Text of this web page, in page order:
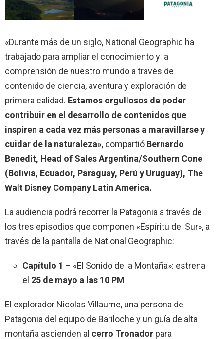
«Durante más de un siglo, National Geographic ha
trabajado para ampliar el conocimiento y la
comprensión de nuestro mundo a través de
contenido de ciencia, aventura y exploración de
primera calidad. Estamos orgullosos de poder
contribuir en el desarrollo de contenidos que
inspiren a cada vez más personas a maravillarse y
cuidar de la naturaleza», compartió Bernardo
Benedit, Head of Sales Argentina/Southern Cone
(Bolivia, Ecuador, Paraguay, Perú y Uruguay), The
Walt Disney Company Latin America.
La audiencia podrá recorrer la Patagonia a través de
los tres episodios que componen «Espíritu del Sur», a
través de la pantalla de National Geographic:
Capítulo 1 – «El Sonido de la Montaña»: estrena
el 25 de mayo a las 10 PM
El explorador Nicolas Villaume, una persona de
Patagonia del equipo de Bariloche y un guía de alta
montaña ascienden al cerro Tronador para